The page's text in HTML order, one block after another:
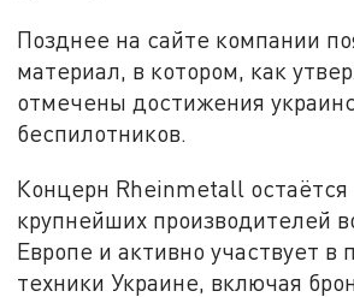
Позднее на сайте компании
материал, в котором, как
отмечены достижения
беспилотников.
Концерн Rheinmetall
крупнейших производителей
Европе и активно участвует в
техники Украине, включая